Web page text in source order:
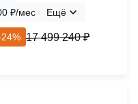
₽/мес
Ещё
17 499 240 ₽